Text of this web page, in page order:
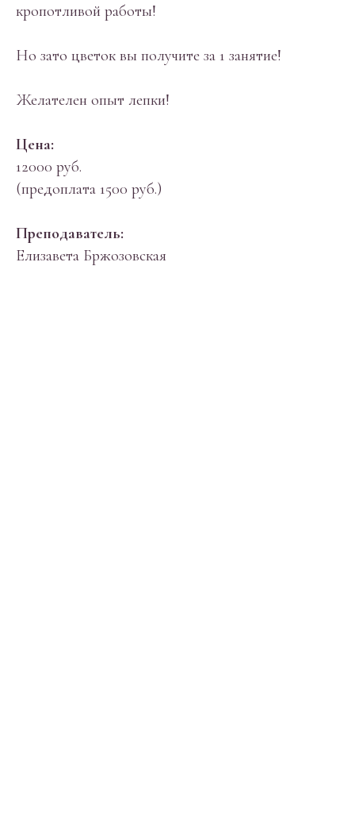
кропотливой работы!
Но зато цветок вы получите за 1 занятие!
Желателен опыт лепки!
Цена:
12000 руб.
(предоплата 1500 руб.)
Преподаватель:
Елизавета Бржозовская